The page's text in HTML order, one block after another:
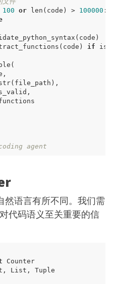
100 or len ( code ) > 100000 :
( code )
( code ) if
(
,
( file_path ),
,
agent
语言有所不同。我们需
代码语义至关重要的信
Counter
, List , Tuple